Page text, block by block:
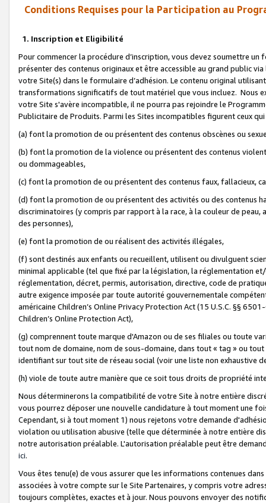
Conditions Requises pour la Participation au
1. Inscription et Eligibilité
Pour commencer la procédure d’inscription, vous devez soumettre
présenter des contenus originaux et être accessible au grand public
votre Site(s) dans le formulaire d’adhésion. Le contenu original
transformations significatifs de tout matériel que vous incluez. Nous
votre Site s'avère incompatible, il ne pourra pas rejoindre le
Publicitaire de Produits. Parmi les Sites incompatibles figurent ceux
(a) font la promotion de ou présentent des contenus obscènes ou
(b) font la promotion de la violence ou présentent des contenus
ou dommageables,
(c) font la promotion de ou présentent des contenus faux, fallacieux,
(d) font la promotion de ou présentent des activités ou des contenus
discriminatoires (y compris par rapport à la race, à la couleur de
des personnes),
(e) font la promotion de ou réalisent des activités illégales,
(f) sont destinés aux enfants ou recueillent, utilisent ou divulguent
minimal applicable (tel que fixé par la législation, la réglementation
réglementation, décret, permis, autorisation, directive, code de
autre exigence imposée par toute autorité gouvernementale
américaine Children’s Online Privacy Protection Act (15 U.S.C. §§
Children’s Online Protection Act),
(g) comprennent toute marque d'Amazon ou de ses filiales ou toute
tout nom de domaine, nom de sous-domaine, dans tout « tag » ou
identifiant sur tout site de réseau social (voir une liste non exhaustive
(h) viole de toute autre manière que ce soit tous droits de propriété
Nous déterminerons la compatibilité de votre Site à notre entière
vous pourrez déposer une nouvelle candidature à tout moment une
Cependant, si à tout moment 1) nous rejetons votre demande
violation ou utilisation abusive (telle que déterminée à notre entière
notre autorisation préalable. L'autorisation préalable peut être
ici.
Vous êtes tenu(e) de vous assurer que les informations contenues
associées à votre compte sur le Site Partenaires, y compris votre
toujours complètes, exactes et à jour. Nous pouvons envoyer des